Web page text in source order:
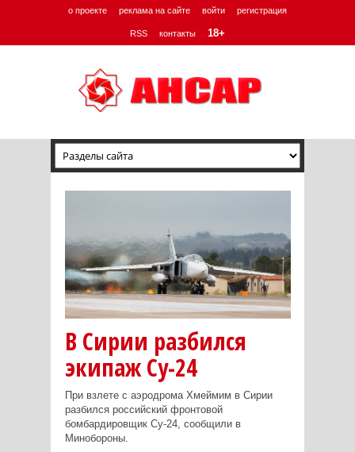
о проекте реклама на сайте войти регистрация
RSS контакты 18+
В Сирии разбился
экипаж Су-24
При взлете с аэродрома Хмеймим в Сирии
разбился российский фронтовой
бомбардировщик Су-24, сообщили в
Минобороны.